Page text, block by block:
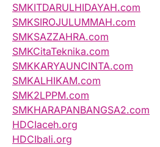
SMKITDARULHIDAYAH.com
SMKSIROJULUMMAH.com
SMKSAZZAHRA.com
SMKCitaTeknika.com
SMKKARYAUNCINTA.com
SMKALHIKAM.com
SMK2LPPM.com
SMKHARAPANBANGSA2.com
HDCIaceh.org
HDCIbali.org